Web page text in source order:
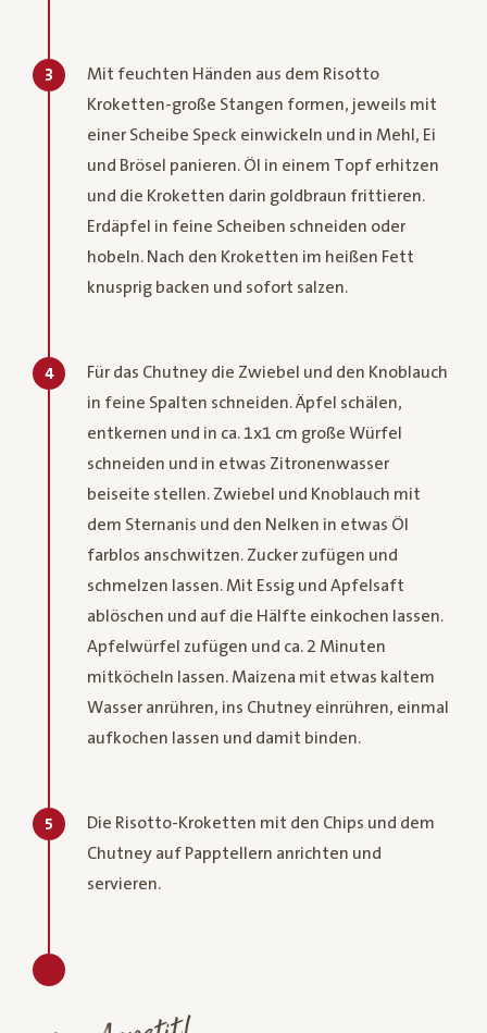
3
Mit feuchten Händen aus dem Risotto
Kroketten-große Stangen formen, jeweils mit
einer Scheibe Speck einwickeln und in Mehl, Ei
und Brösel panieren. Öl in einem Topf erhitzen
und die Kroketten darin goldbraun frittieren.
Erdäpfel in feine Scheiben schneiden oder
hobeln. Nach den Kroketten im heißen Fett
knusprig backen und sofort salzen.
4
Für das Chutney die Zwiebel und den Knoblauch
in feine Spalten schneiden. Äpfel schälen,
entkernen und in ca. 1x1 cm große Würfel
schneiden und in etwas Zitronenwasser
beiseite stellen. Zwiebel und Knoblauch mit
dem Sternanis und den Nelken in etwas Öl
farblos anschwitzen. Zucker zufügen und
schmelzen lassen. Mit Essig und Apfelsaft
ablöschen und auf die Hälfte einkochen lassen.
Apfelwürfel zufügen und ca. 2 Minuten
mitköcheln lassen. Maizena mit etwas kaltem
Wasser anrühren, ins Chutney einrühren, einmal
aufkochen lassen und damit binden.
5
Die Risotto-Kroketten mit den Chips und dem
Chutney auf Papptellern anrichten und
servieren.